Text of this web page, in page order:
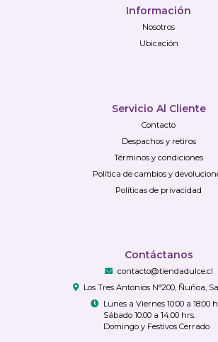
Información
Nosotros
Ubicación
Servicio Al Cliente
Contacto
Despachos y retiros
Términos y condiciones
Política de cambios y
Políticas de privacidad
Contáctanos
contacto@tiendadulce.cl
Los Tres Antonios N°200, Ñuñoa,
Lunes a Viernes 10:00 a 18:00
Sábado 10:00 a 14:00 hrs.
Domingo y Festivos Cerrado